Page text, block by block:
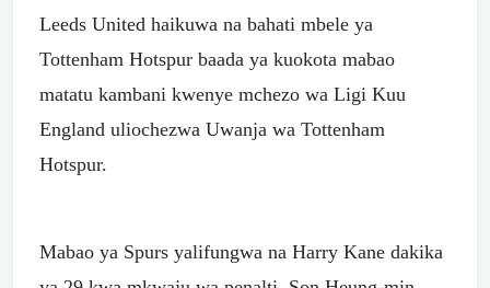
Leeds United haikuwa na bahati mbele ya
Tottenham Hotspur baada ya kuokota mabao
matatu kambani kwenye mchezo wa Ligi Kuu
England uliochezwa Uwanja wa Tottenham
Hotspur.
Mabao ya Spurs yalifungwa na Harry Kane dakika